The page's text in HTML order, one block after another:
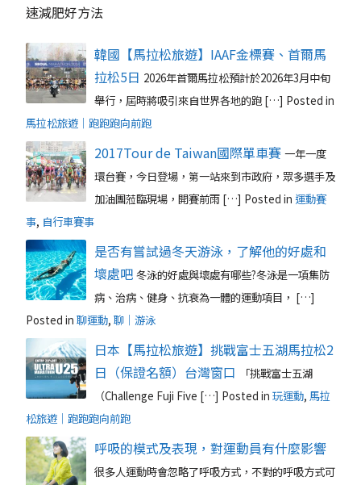
速減肥好方法
韓國【馬拉松旅遊】IAAF金標賽、首爾馬
拉松5日 ​2026年首爾馬拉松預計於2026年3月中旬
舉行，屆時將吸引來自世界各地的跑 […] Posted in
馬拉松旅遊｜跑跑跑向前跑
2017Tour de Taiwan國際單車賽 一年一度
環台賽，今日登場，第一站來到市政府，眾多選手及
加油團蒞臨現場，開賽前雨 […] Posted in 運動賽
事, 自行車賽事
是否有嘗試過冬天游泳，了解他的好處和
壞處吧 冬泳的好處與壞處有哪些?冬泳是一項集防
病、治病、健身、抗衰為一體的運動項目， […]
Posted in 聊運動, 聊｜游泳
日本【馬拉松旅遊】挑戰富士五湖馬拉松2
日（保證名額）台灣窗口
「挑戰富士五湖
（Challenge Fuji Five […] Posted in 玩運動, 馬拉
松旅遊｜跑跑跑向前跑
呼吸的模式及表現，對運動員有什麼影響
很多人運動時會忽略了呼吸方式，不對的呼吸方式可